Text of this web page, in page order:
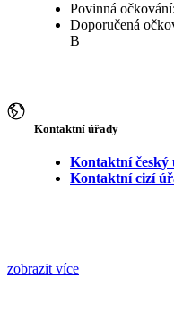
Povinná
Doporučená
B
Kontaktní úřady
Kontaktní český
Kontaktní cizí
zobrazit více